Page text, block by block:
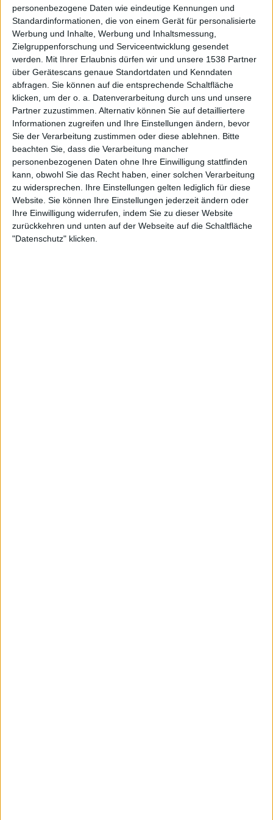
personenbezogene Daten wie eindeutige Kennungen und
Standardinformationen, die von einem Gerät für personalisierte
Werbung und Inhalte, Werbung und Inhaltsmessung,
Zielgruppenforschung und Serviceentwicklung gesendet
werden.
Mit Ihrer Erlaubnis dürfen wir und unsere 1538 Partner
über Gerätescans genaue Standortdaten und Kenndaten
abfragen. Sie können auf die entsprechende Schaltfläche
klicken, um der o. a. Datenverarbeitung durch uns und unsere
Partner zuzustimmen. Alternativ können Sie auf detailliertere
Informationen zugreifen und Ihre Einstellungen ändern, bevor
Sie der Verarbeitung zustimmen oder diese ablehnen.
Bitte
beachten Sie, dass die Verarbeitung mancher
personenbezogenen Daten ohne Ihre Einwilligung stattfinden
kann, obwohl Sie das Recht haben, einer solchen Verarbeitung
zu widersprechen. Ihre Einstellungen gelten lediglich für diese
Website. Sie können Ihre Einstellungen jederzeit ändern oder
Ihre Einwilligung widerrufen, indem Sie zu dieser Website
zurückkehren und unten auf der Webseite auf die Schaltfläche
"Datenschutz" klicken.
Homies von WAR FROM A HARLOTS MOUTH nach langer
Zeit einmal wiederzusehen. Soviel zur jüngsten
Vergangenheit.
Der sehr erfolgreiche Festivalsommer mit Highlights wie
Summer Breeze, Vainstream, Nova Rock und vielen
anderen darf und soll an dieser Stelle natürlich nicht
unerwähnt bleiben. Der Zuspruch, den wir dort erfahren
haben, war einmal mehr überwältigend. Es ist immer
wieder cool, wenn man bei einer Festival-
Autogrammstunde mit jemandem schnackt, den man dann
ein paar Wochen später bei einer Clubshow wiedersieht,
und umgekehrt. Dieser Zuspruch ist das, was uns
motiviert, ganz einfach.
Momentan haben wir bis Ende November zwar etwas
Konzert-Leerlauf, dennoch arbeitet die Maschine auf